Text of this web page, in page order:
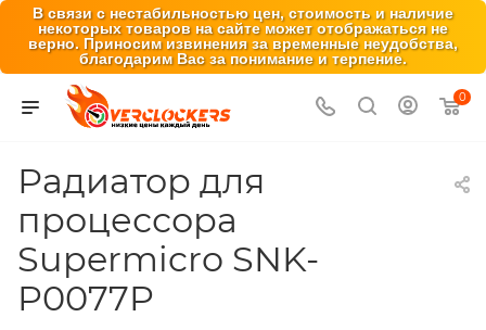
В связи с нестабильностью цен, стоимость и наличие
некоторых товаров на сайте может отображаться не
верно. Приносим извинения за временные неудобства,
благодарим Вас за понимание и терпение.
0
Радиатор для
процессора
Supermicro SNK-
P0077P